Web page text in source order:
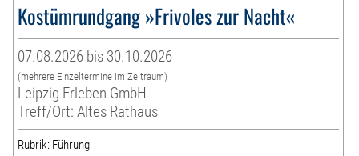
Kostümrundgang »Frivoles zur Nacht«
07.08.2026 bis 30.10.2026
(mehrere Einzeltermine im Zeitraum)
Leipzig Erleben GmbH
Treff/Ort: Altes Rathaus
Rubrik: Führung